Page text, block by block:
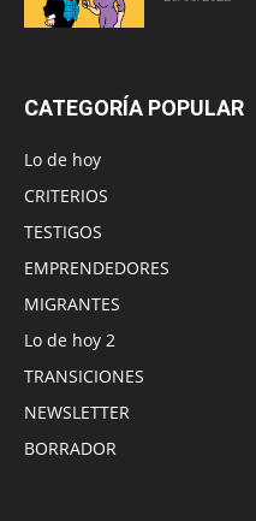
CATEGORÍA POPULAR
Lo de hoy
CRITERIOS
TESTIGOS
EMPRENDEDORES
MIGRANTES
Lo de hoy 2
TRANSICIONES
NEWSLETTER
BORRADOR